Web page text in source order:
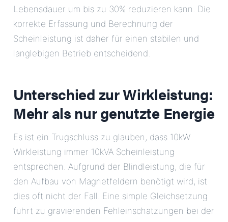
Lebensdauer um bis zu 30% reduzieren kann. Die
korrekte Erfassung und Berechnung der
Scheinleistung ist daher für einen stabilen und
langlebigen Betrieb entscheidend.
Unterschied zur Wirkleistung:
Mehr als nur genutzte Energie
Es ist ein Trugschluss zu glauben, dass 10kW
Wirkleistung immer 10kVA Scheinleistung
entsprechen. Aufgrund der Blindleistung, die für
den Aufbau von Magnetfeldern benötigt wird, ist
dies oft nicht der Fall. Eine simple Gleichsetzung
führt zu gravierenden Fehleinschätzungen bei der